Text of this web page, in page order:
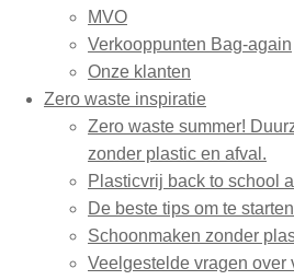
MVO
Verkooppunten Bag-again
Onze klanten
Zero waste inspiratie
Zero waste summer!
zonder plastic en afval.
Plasticvrij back to school
De beste tips om te
Schoonmaken zonder
Veelgestelde vragen over